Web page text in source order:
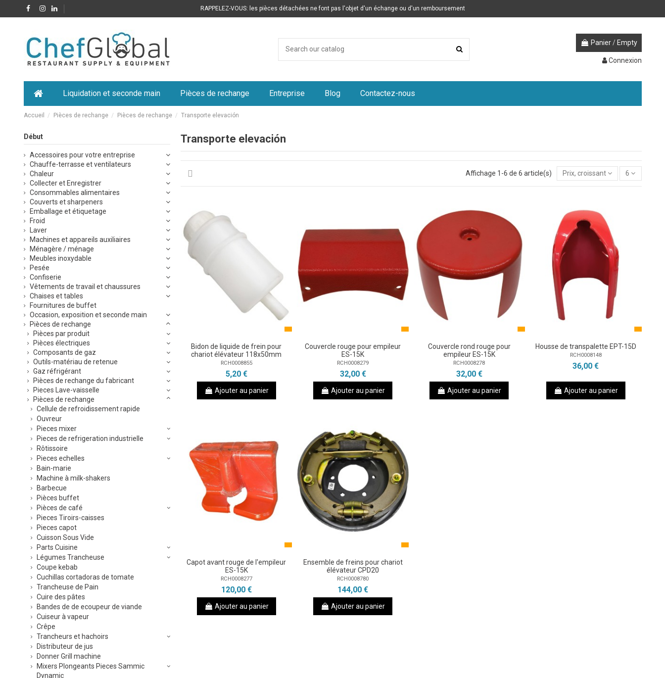
RAPPELEZ-VOUS: les pièces détachées ne font pas l'objet d'un échange ou d'un remboursement
Panier / Empty
Connexion
Liquidation et seconde main Pièces de rechange Entreprise Blog Contactez-nous
Accueil Pièces de rechange Pièces de rechange Transporte elevación
Transporte elevación
Affichage 1-6 de 6 article(s) Prix, croissant 6
Bidon de liquide de frein pour
chariot élévateur 118x50mm
RCH0008855
5,20 €
Ajouter au panier
Couvercle rouge pour empileur
ES-15K
RCH0008279
32,00 €
Ajouter au panier
Couvercle rond rouge pour
empileur ES-15K
RCH0008278
32,00 €
Ajouter au panier
Housse de transpalette EPT-15D
RCH0008148
36,00 €
Ajouter au panier
Capot avant rouge de l'empileur
ES-15K
RCH0008277
120,00 €
Ajouter au panier
Ensemble de freins pour chariot
élévateur CPD20
RCH0008780
144,00 €
Ajouter au panier
Début
Accessoires pour votre entreprise
Chauffe-terrasse et ventilateurs
Chaleur
Collecter et Enregistrer
Consommables alimentaires
Couverts et sharpeners
Emballage et étiquetage
Froid
Laver
Machines et appareils auxiliaires
Ménagère / ménage
Meubles inoxydable
Pesée
Confiserie
Vêtements de travail et chaussures
Chaises et tables
Fournitures de buffet
Occasion, exposition et seconde main
Pièces de rechange
Pièces par produit
Pièces électriques
Composants de gaz
Outils-matériau de retenue
Gaz réfrigérant
Pièces de rechange du fabricant
Pieces Lave-vaisselle
Pièces de rechange
Cellule de refroidissement rapide
Ouvreur
Pieces mixer
Pieces de refrigeration industrielle
Rôtissoire
Pieces echelles
Bain-marie
Machine à milk-shakers
Barbecue
Pièces buffet
Pièces de café
Pieces Tiroirs-caisses
Pieces capot
Cuisson Sous Vide
Parts Cuisine
Légumes Trancheuse
Coupe kebab
Cuchillas cortadoras de tomate
Trancheuse de Pain
Cuire des pâtes
Bandes de de ecoupeur de viande
Cuiseur à vapeur
Crêpe
Trancheurs et hachoirs
Distributeur de jus
Donner Grill machine
Mixers Plongeants Pieces Sammic
Dynamic